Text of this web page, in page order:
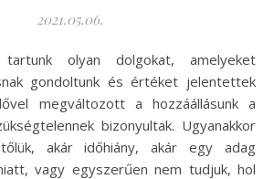
2021.05.06.
gondoltunk és értéket jelentettek
megváltozott a hozzáállásunk a
bizonyultak. Ugyanakkor
akár időhiány, akár egy adag
vagy egyszerűen nem tudjuk, hol